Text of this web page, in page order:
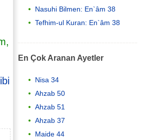
Nasuhi Bilmen: En`âm 38
Tefhim-ul Kuran: En`âm 38
En Çok Aranan Ayetler
Nisa 34
Ahzab 50
Ahzab 51
Ahzab 37
Maide 44